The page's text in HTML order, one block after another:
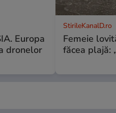
Europa
dronelor
StirileKanalD.ro
Femeie
făcea plajă: